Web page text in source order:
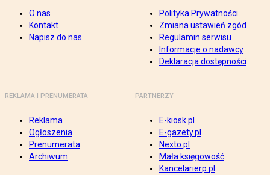
O nas
Kontakt
Napisz do nas
Polityka Prywatności
Zmiana ustawień zgód
Regulamin serwisu
Informacje o nadawcy
Deklaracja dostępności
REKLAMA I PRENUMERATA
Reklama
Ogłoszenia
Prenumerata
Archiwum
PARTNERZY
E-kiosk.pl
E-gazety.pl
Nexto.pl
Mała księgowość
Kancelarierp.pl